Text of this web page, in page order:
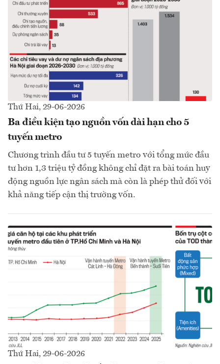
Thứ Hai, 29-06-2026
Ba điều kiện tạo nguồn vốn dài hạn cho 5
tuyến metro
Chương trình đầu tư 5 tuyến metro với tổng mức đầu
tư hơn 1,3 triệu tỷ đồng không chỉ đặt ra bài toán huy
động nguồn lực ngân sách mà còn là phép thử đối với
khả năng tiếp cận thị trường vốn.
Thứ Hai, 29-06-2026